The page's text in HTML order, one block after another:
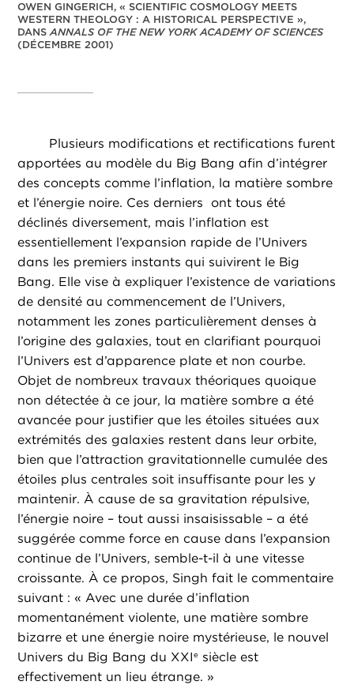
OWEN GINGERICH, « SCIENTIFIC COSMOLOGY MEETS
WESTERN THEOLOGY : A HISTORICAL PERSPECTIVE »,
DANSANNALS OF THE NEW YORK ACADEMY OF SCIENCES
(DÉCEMBRE 2001)
Plusieurs modifications et rectifications furent
apportées au modèle du Big Bang afin d’intégrer
des concepts comme l’inflation, la matière sombre
et l’énergie noire. Ces derniers ont tous été
déclinés diversement, mais l’inflation est
essentiellement l’expansion rapide de l’Univers
dans les premiers instants qui suivirent le Big
Bang. Elle vise à expliquer l’existence de variations
de densité au commencement de l’Univers,
notamment les zones particulièrement denses à
l’origine des galaxies, tout en clarifiant pourquoi
l’Univers est d’apparence plate et non courbe.
Objet de nombreux travaux théoriques quoique
non détectée à ce jour, la matière sombre a été
avancée pour justifier que les étoiles situées aux
extrémités des galaxies restent dans leur orbite,
bien que l’attraction gravitationnelle cumulée des
étoiles plus centrales soit insuffisante pour les y
maintenir. À cause de sa gravitation répulsive,
l’énergie noire – tout aussi insaisissable – a été
suggérée comme force en cause dans l’expansion
continue de l’Univers, semble-t-il à une vitesse
croissante. À ce propos, Singh fait le commentaire
suivant : « Avec une durée d’inflation
momentanément violente, une matière sombre
bizarre et une énergie noire mystérieuse, le nouvel
Univers du Big Bang du XXIe siècle est
effectivement un lieu étrange. »